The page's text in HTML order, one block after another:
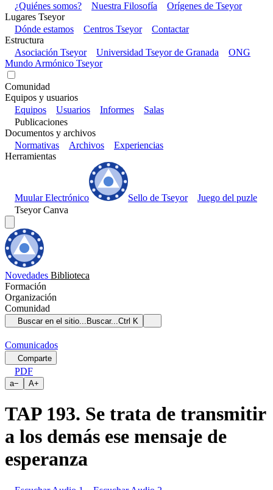
¿Quiénes somos?
Nuestra Filosofía
Orígenes de Tseyor
Lugares Tseyor
Dónde estamos
Centros Tseyor
Contactar
Estructura
Asociación Tseyor
Universidad Tseyor de Granada
ONG
Mundo Armónico Tseyor
Comunidad
Equipos y usuarios
Equipos
Usuarios Informes
Salas
Publicaciones
Documentos y archivos
Normativas
Archivos
Experiencias
Herramientas
Muular Electrónico Sello de Tseyor
Juego del puzle
Tseyor Canva
Novedades Biblioteca
Formación
Organización
Comunidad
Buscar en el sitio... Buscar...Ctrl K
Comunicados
Comparte
PDF
a− A+
TAP 193. Se trata de transmitir
a los demás ese mensaje de
esperanza